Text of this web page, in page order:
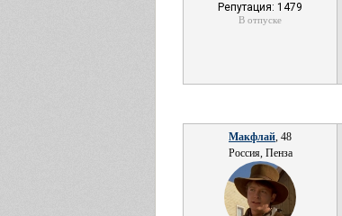
Репутация: 1479
В отпуске
Макфлай, 48
Россия, Пенза